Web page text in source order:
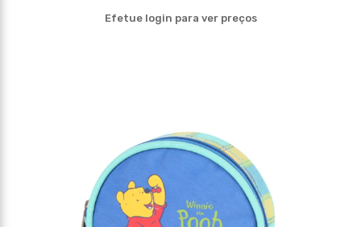
Efetue login para ver preços